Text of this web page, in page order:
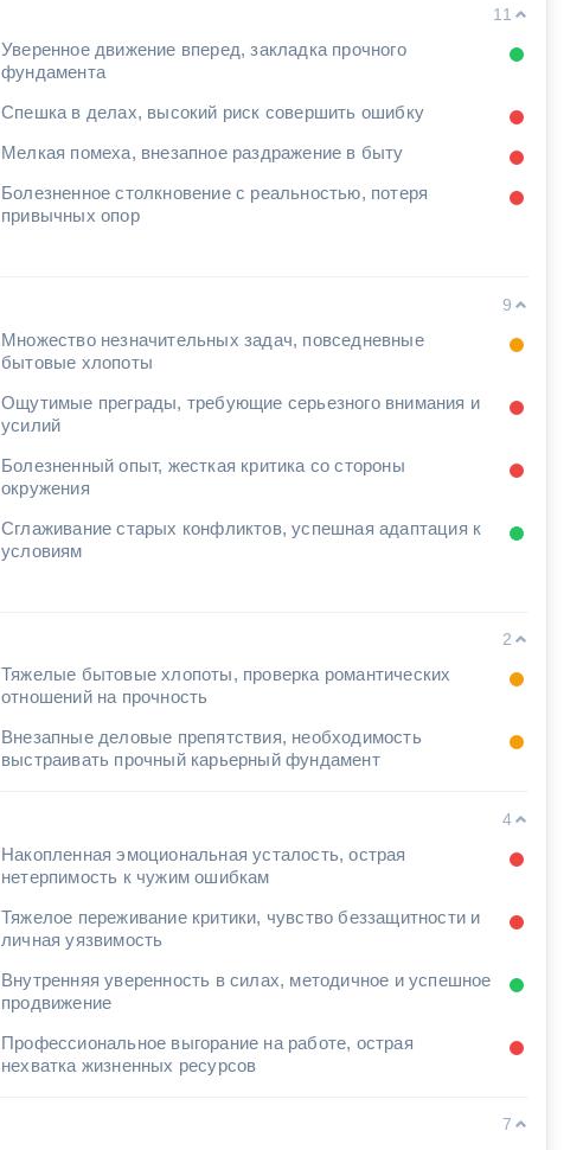
11
Уверенное движение вперед, закладка прочного
фундамента
Спешка в делах, высокий риск совершить ошибку
Мелкая помеха, внезапное раздражение в быту
Болезненное столкновение с реальностью, потеря
привычных опор
9
Множество незначительных задач, повседневные
бытовые хлопоты
Ощутимые преграды, требующие серьезного внимания и
усилий
Болезненный опыт, жесткая критика со стороны
окружения
Сглаживание старых конфликтов, успешная адаптация к
условиям
2
Тяжелые бытовые хлопоты, проверка романтических
отношений на прочность
Внезапные деловые препятствия, необходимость
выстраивать прочный карьерный фундамент
4
Накопленная эмоциональная усталость, острая
нетерпимость к чужим ошибкам
Тяжелое переживание критики, чувство беззащитности и
личная уязвимость
Внутренняя уверенность в силах, методичное и успешное
продвижение
Профессиональное выгорание на работе, острая
нехватка жизненных ресурсов
7